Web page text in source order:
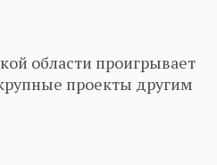
области проигрывает
проекты другим